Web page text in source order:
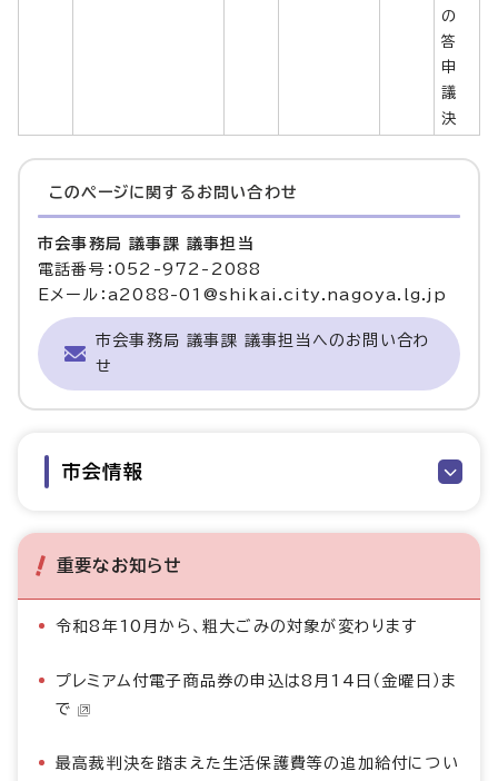
の
答
申
議
決
このページに関する お問い合わせ
市会事務局 議事課 議事担当
電話番号：052-972-2088
Eメール：a2088-01@shikai.city.nagoya.lg.jp
市会事務局 議事課 議事担当へのお問い合わ
せ
市会情報
重要なお知らせ
令和8年10月から、粗大ごみの対象が変わります
プレミアム付電子商品券の申込は8月14日（金曜日）ま
で
最高裁判決を踏まえた生活保護費等の追加給付につい